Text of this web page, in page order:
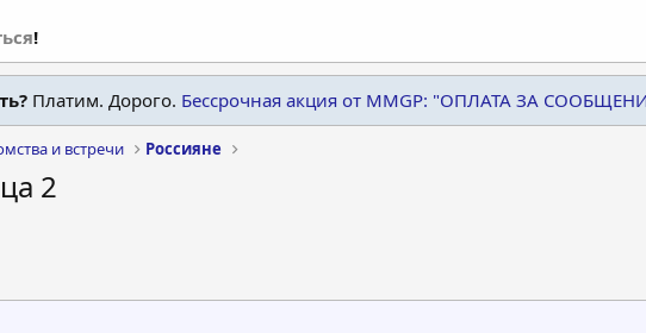
!
Платим. Дорого. Бессрочная акция от MMGP: "ОПЛАТА ЗА
и встречи Россияне
2